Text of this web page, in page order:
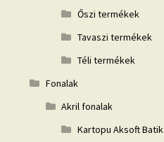
Őszi termékek
Tavaszi termékek
Téli termékek
Fonalak
Akril fonalak
Kartopu Aksoft Batik